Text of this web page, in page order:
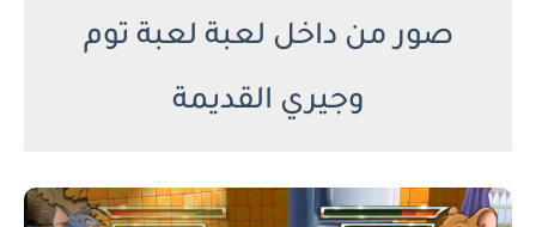
صور من داخل لعبة لعبة توم
وجيري القديمة